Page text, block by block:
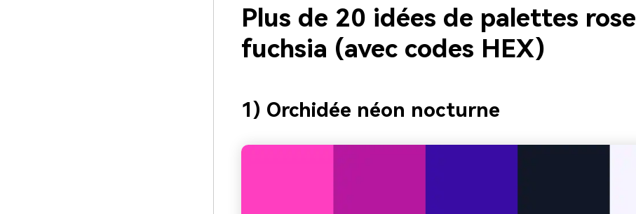
Plus de 20 idées de palettes rose
fuchsia (avec codes HEX)
1) Orchidée néon nocturne